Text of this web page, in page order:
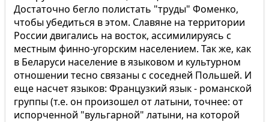
Достаточно бегло полистать "труды" Фоменко,
чтобы убедиться в этом. Славяне на территории
России двигались на восток, ассимилируясь с
местным финно-угорским населением. Так же, как
в Беларуси население в языковом и культурном
отношении тесно связаны с соседней Польшей. И
еще насчет языков: Французкий язык - романской
группы (т.е. он произошел от латыни, точнее: от
испорченной "вульгарной" латыни, на которой